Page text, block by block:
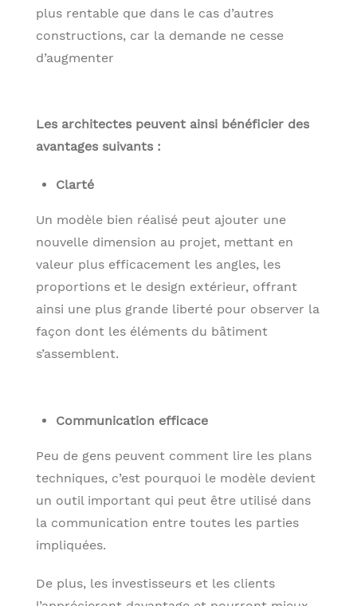
plus rentable que dans le cas d’autres
constructions, car la demande ne cesse
d’augmenter
Les architectes peuvent ainsi bénéficier des
avantages suivants :
Clarté
Un modèle bien réalisé peut ajouter une
nouvelle dimension au projet, mettant en
valeur plus efficacement les angles, les
proportions et le design extérieur, offrant
ainsi une plus grande liberté pour observer la
façon dont les éléments du bâtiment
s’assemblent.
Communication efficace
Peu de gens peuvent comment lire les plans
techniques, c’est pourquoi le modèle devient
un outil important qui peut être utilisé dans
la communication entre toutes les parties
impliquées.
De plus, les investisseurs et les clients